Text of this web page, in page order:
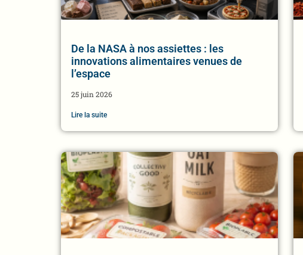
De la NASA à nos assiettes : les
innovations alimentaires venues de
l’espace
25 juin 2026
Lire la suite